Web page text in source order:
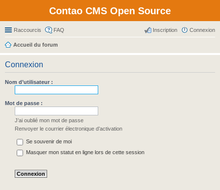
Contao CMS Open Source
Raccourcis FAQ Connexion
Inscription
Accueil du forum
Connexion
Nom d’utilisateur :
Mot de passe :
J’ai oublié mon mot de passe
Renvoyer le courrier électronique d’activation
Se souvenir de moi
Masquer mon statut en ligne lors de cette session